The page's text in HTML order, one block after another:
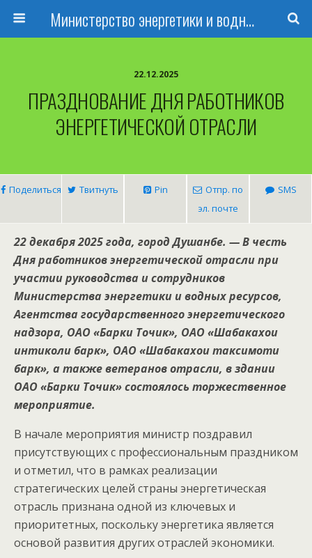
Министерство энергетики и водных ресурсов Республики Таджикистан
22.12.2025
ПРАЗДНОВАНИЕ ДНЯ РАБОТНИКОВ
ЭНЕРГЕТИЧЕСКОЙ ОТРАСЛИ
Поделиться Твитнуть Pin
Отпр. по
эл. почте
SMS
22 декабря 2025 года, город Душанбе. — В честь
Дня работников энергетической отрасли при
участии руководства и сотрудников
Министерства энергетики и водных ресурсов,
Агентства государственного энергетического
надзора, ОАО «Барки Точик», ОАО «Шабакахои
интиколи барк», ОАО «Шабакахои таксимоти
барк», а также ветеранов отрасли, в здании
ОАО «Барки Точик» состоялось торжественное
мероприятие.
В начале мероприятия министр поздравил
присутствующих с профессиональным праздником
и отметил, что в рамках реализации
стратегических целей страны энергетическая
отрасль признана одной из ключевых и
приоритетных, поскольку энергетика является
основой развития других отраслей экономики.